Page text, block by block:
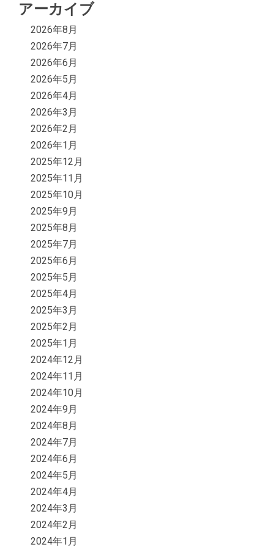
アーカイブ
2026年8月
2026年7月
2026年6月
2026年5月
2026年4月
2026年3月
2026年2月
2026年1月
2025年12月
2025年11月
2025年10月
2025年9月
2025年8月
2025年7月
2025年6月
2025年5月
2025年4月
2025年3月
2025年2月
2025年1月
2024年12月
2024年11月
2024年10月
2024年9月
2024年8月
2024年7月
2024年6月
2024年5月
2024年4月
2024年3月
2024年2月
2024年1月